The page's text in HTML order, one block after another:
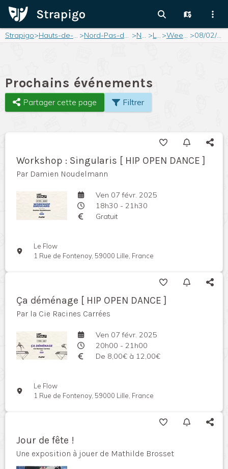
Strapigo> Hauts-de-France > Nord-Pas-de-Calais > Nord > Lille > Weekend > 08/02/2025
Prochains événements
Partager cette page Filtrer
Workshop : Singularis [ HIP OPEN DANCE ]
Par Damien Noudelmann
Ven 07 févr. 2025
18h30 - 21h30
Gratuit
Le Flow
1 Rue de Fontenoy, 59000 Lille, France
Ça déménage [ HIP OPEN DANCE ]
Par la Cie Racines Carrées
Ven 07 févr. 2025
20h00 - 21h00
De 8,00€ à 12,00€
Le Flow
1 Rue de Fontenoy, 59000 Lille, France
Jour de fête !
Une exposition à jouer de Mathilde Brosset